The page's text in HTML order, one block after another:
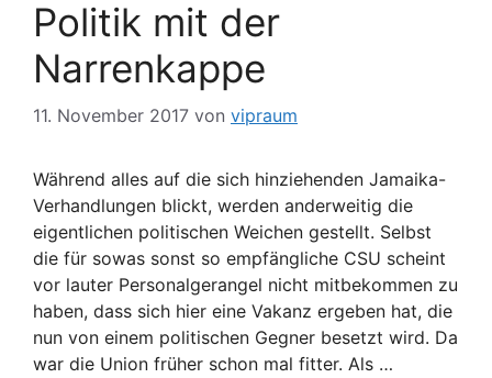
Politik mit der
Narrenkappe
11. November 2017 von vipraum
Während alles auf die sich hinziehenden Jamaika-
Verhandlungen blickt, werden anderweitig die
eigentlichen politischen Weichen gestellt. Selbst
die für sowas sonst so empfängliche CSU scheint
vor lauter Personalgerangel nicht mitbekommen zu
haben, dass sich hier eine Vakanz ergeben hat, die
nun von einem politischen Gegner besetzt wird. Da
war die Union früher schon mal fitter. Als …